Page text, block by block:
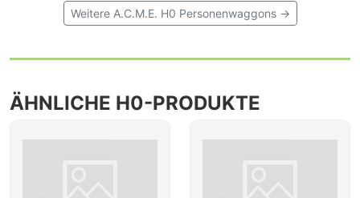
Weitere A.C.M.E. H0 Personenwaggons →
ÄHNLICHE H0-PRODUKTE